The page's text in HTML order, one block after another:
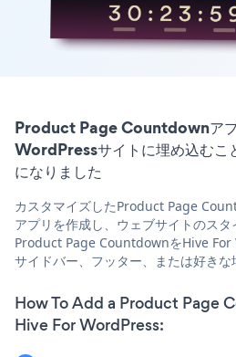
Product Page Countdownア
WordPressサイトに埋め込むこ
になりました
カスタマイズしたProduct Page
アプリを作成し、ウェブサイトのスタ
Product Page CountdownをHive For
サイドバー、フッター、または好きな
How To Add a Product Page
Hive For WordPress: